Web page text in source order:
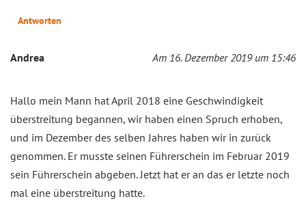
Antworten
Andrea Am 16. Dezember 2019 um 15:46
Hallo mein Mann hat April 2018 eine Geschwindigkeit
überstreitung begannen, wir haben einen Spruch erhoben,
und im Dezember des selben Jahres haben wir in zurück
genommen. Er musste seinen Führerschein im Februar 2019
sein Führerschein abgeben. Jetzt hat er an das er letzte noch
mal eine überstreitung hatte.